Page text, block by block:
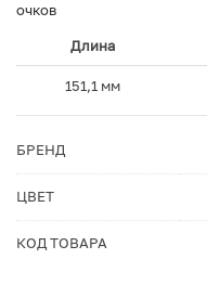
очков
Длина
151,1 мм
БРЕНД
ЦВЕТ
КОД ТОВАРА